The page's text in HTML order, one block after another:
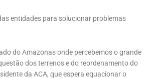
entidades para solucionar problemas
do Amazonas onde percebemos o grande
dos terrenos e do reordenamento do
da ACA, que espera equacionar o